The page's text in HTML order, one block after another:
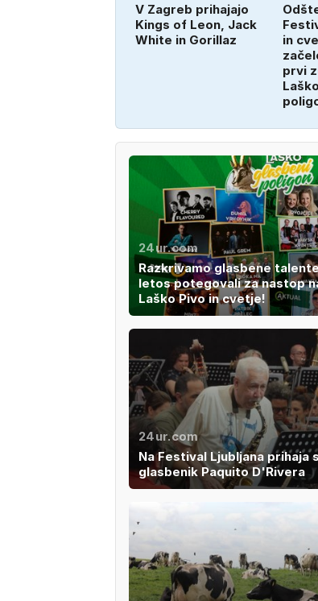
V Zagreb prihajajo
Kings of Leon, Jack
White in Gorillaz
in
prvi
24ur.com
Razkrivamo glasbene
letos potegovali za nastop
Laško Pivo in cvetje!
24ur.com
Na Festival Ljubljana prihaja
glasbenik Paquito D'Rivera